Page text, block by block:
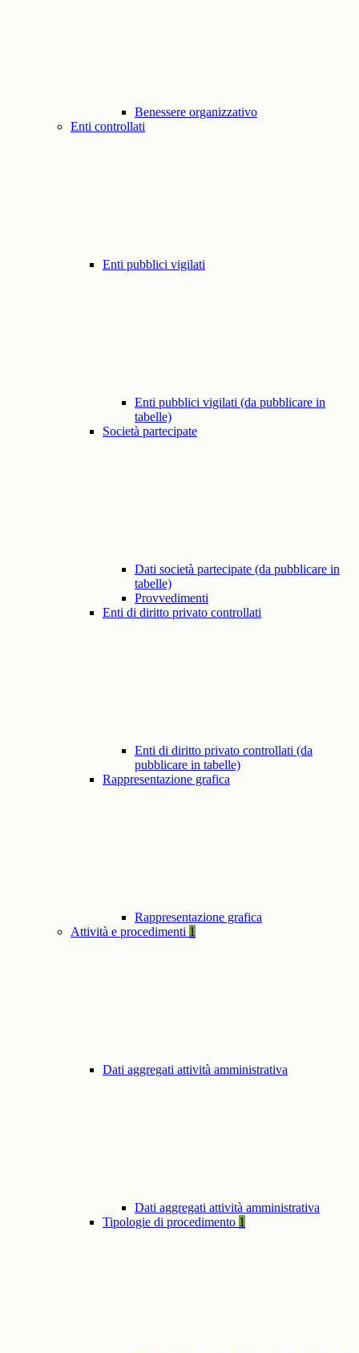
Benessere organizzativo
Enti controllati
Enti pubblici vigilati
Enti pubblici vigilati (da pubblicare in
tabelle)
Società partecipate
Dati società partecipate (da pubblicare in
tabelle)
Provvedimenti
Enti di diritto privato controllati
Enti di diritto privato controllati (da
pubblicare in tabelle)
Rappresentazione grafica
Rappresentazione grafica
Attività e procedimenti 1
Dati aggregati attività amministrativa
Dati aggregati attività amministrativa
Tipologie di procedimento 1